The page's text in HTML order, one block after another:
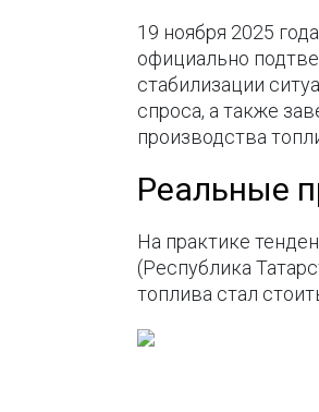
19 ноября 2025
официально
стабилизации
спроса, а также
производства
Реальные
На практике
(Республика
топлива стал